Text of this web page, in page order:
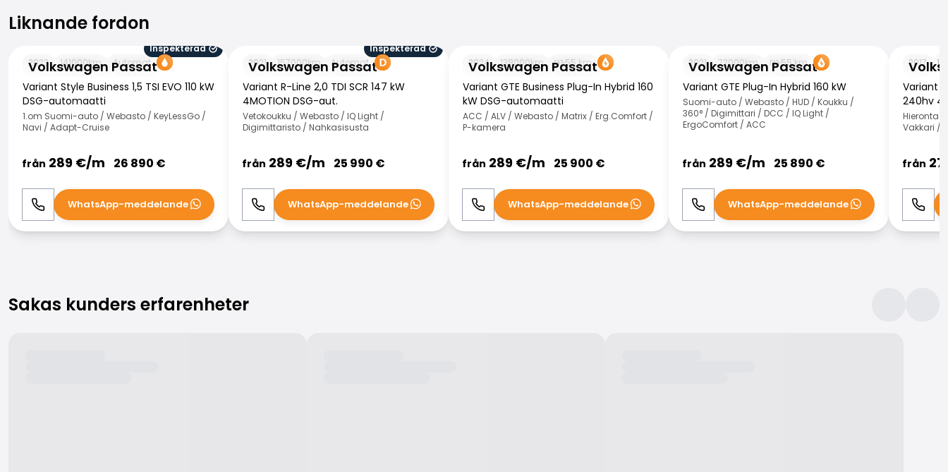
Liknande fordon
Liknande fordon
Volkswagen Passat
Inspekterad
2023
141000km Automat
Variant Style Business 1,5 TSI EVO 110 kW
DSG-automaatti
1.om Suomi-auto / Webasto / KeyLessGo /
Navi / Adapt-Cruise
från 289 €/m 26 890 €
Ring WhatsApp
WhatsApp-meddelande
Volkswagen Passat
Inspekterad
2021
157000km Automat
Variant R-Line 2,0 TDI SCR 147 kW
4MOTION DSG-aut.
Vetokoukku / Webasto / IQ Light /
Digimittaristo / Nahkasisusta
från 289 €/m 25 990 €
Ring WhatsApp
WhatsApp-meddelande
Volkswagen Passat
2024 138000km 55km
Variant GTE Business Plug-In Hybrid 160
kW DSG-automaatti
ACC / ALV / Webasto / Matrix / Erg.Comfort /
P-kamera
från 289 €/m 25 900 €
Ring WhatsApp
WhatsApp-meddelande
Volkswagen Passat
2021 72000km 55km
Variant GTE Plug-In Hybrid 160 kW
Suomi-auto / Webasto / HUD / Koukku /
360° / Digimittari / DCC / IQ Light /
ErgoComfort / ACC
från 289 €/m 25 890 €
Ring WhatsApp
WhatsApp-meddelande
2017
Variant R
240hv
Hieronta /
Vakkari /
från
Ring
Sakas kunders erfarenheter